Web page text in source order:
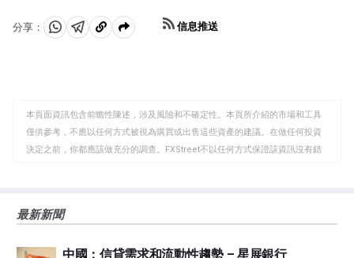
者可能認為高比率是白銀被低估或黃金被高估的一個指
標。相反，較低的比率可能表明黃金相對於白銀被低估
分享：
分 分 複
板
信息推送
本頁面資訊包含前瞻性陳述，涉及風險和不確定性。本頁所介紹的市場和工具
僅供參考，不應以任何方式被視為購買或出售這些資產的建議。在做任何投資
決定之前，你都應該做充分的調查。FXStreet不以任何方式保證該資訊沒有錯
觀點，並不代表FXStreet或其廣告商的官方政策或立場。作者不對本頁連結的
如果文章正文中沒有明確提到，在撰寫本文時，作者在本文中提到的任何股票
最新新聞
中國：信貸需求和流動性趨勢 – 星展銀行